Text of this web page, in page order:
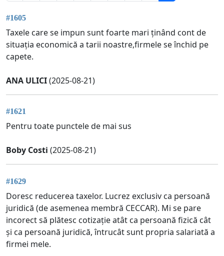
#1605
Taxele care se impun sunt foarte mari ținând cont de
situația economică a tarii noastre,firmele se închid pe
capete.
ANA ULICI(2025-08-21)
#1621
Pentru toate punctele de mai sus
Boby Costi (2025-08-21)
#1629
Doresc reducerea taxelor. Lucrez exclusiv ca persoană
juridică (de asemenea membră CECCAR). Mi se pare
incorect să plătesc cotizație atât ca persoană fizică cât
și ca persoană juridică, întrucât sunt propria salariată a
firmei mele.